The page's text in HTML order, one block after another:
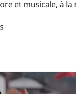
et musicale, à la